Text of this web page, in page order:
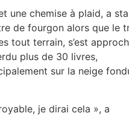
une chemise à plaid, a
de fourgon alors que le
tout terrain, s’est
plus de 30 livres,
sur la neige
je dirai cela », a